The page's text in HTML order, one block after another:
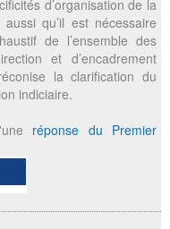
d’organisation de la
qu’il est nécessaire
de l’ensemble des
et d’encadrement
la clarification du
indiciaire.
réponse du Premier